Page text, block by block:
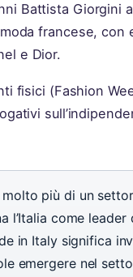
Battista Giorgini
francese,
e Dior.
fisici (Fashion
molto più di un
l’Italia come
in Italy significa
emergere nel